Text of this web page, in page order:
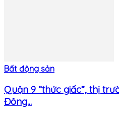
Bất động sản
Quận 9 “thức giấc”, thị
Đông...